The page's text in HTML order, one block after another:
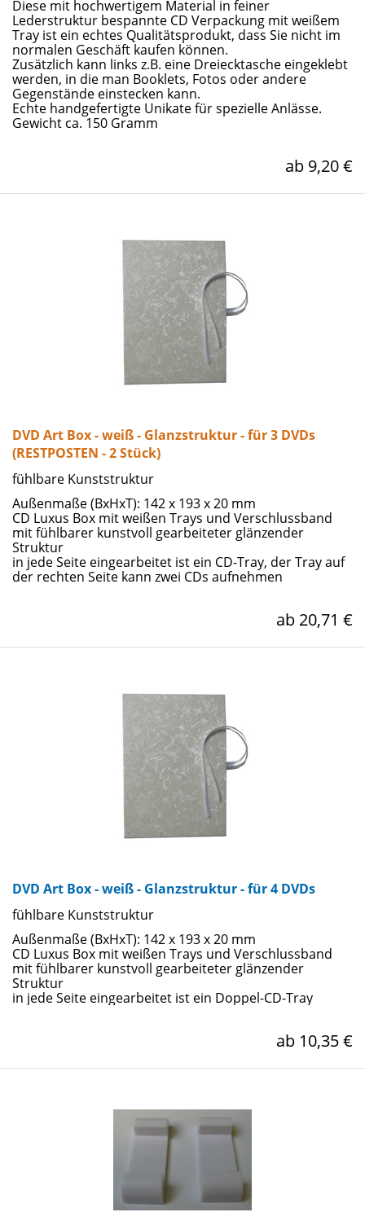
Diese mit hochwertigem Material in feiner
Lederstruktur bespannte CD Verpackung mit weißem
Tray ist ein echtes Qualitätsprodukt, dass Sie nicht im
normalen Geschäft kaufen können.
Zusätzlich kann links z.B. eine Dreiecktasche eingeklebt
werden, in die man Booklets, Fotos oder andere
Gegenstände einstecken kann.
Echte handgefertigte Unikate für spezielle Anlässe.
Gewicht ca. 150 Gramm
ab 9,20 €
DVD Art Box - weiß - Glanzstruktur - für 3 DVDs
(RESTPOSTEN - 2 Stück)
fühlbare Kunststruktur
Außenmaße (BxHxT): 142 x 193 x 20 mm
CD Luxus Box mit weißen Trays und Verschlussband
mit fühlbarer kunstvoll gearbeiteter glänzender
Struktur
in jede Seite eingearbeitet ist ein CD-Tray, der Tray auf
der rechten Seite kann zwei CDs aufnehmen
ab 20,71 €
DVD Art Box - weiß - Glanzstruktur - für 4 DVDs
fühlbare Kunststruktur
Außenmaße (BxHxT): 142 x 193 x 20 mm
CD Luxus Box mit weißen Trays und Verschlussband
mit fühlbarer kunstvoll gearbeiteter glänzender
Struktur
in jede Seite eingearbeitet ist ein Doppel-CD-Tray
ab 10,35 €